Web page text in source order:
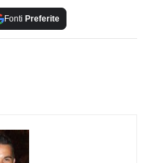
Fonti Preferite